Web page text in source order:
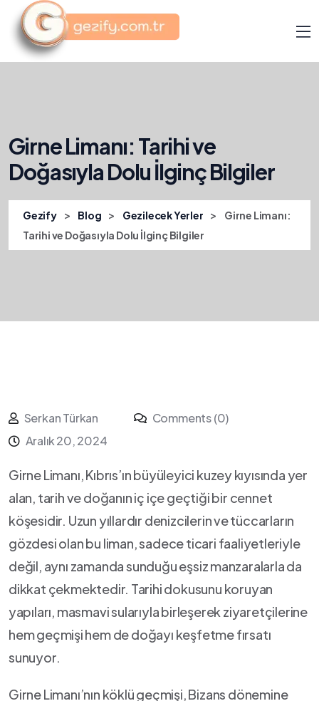
Girne Limanı: Tarihi ve
Doğasıyla Dolu İlginç Bilgiler
Gezify > Blog > Gezilecek Yerler >
Girne Limanı:
Tarihi ve Doğasıyla Dolu İlginç Bilgiler
Serkan Türkan
Comments (0)
Aralık 20, 2024
Girne Limanı, Kıbrıs’ın büyüleyici kuzey⁢ kıyısında ‌yer
alan, tarih ve doğanın iç içe​ geçtiği bir cennet
köşesidir. Uzun yıllardır denizcilerin⁣ ve tüccarların
gözdesi olan bu liman, sadece ticari‌ faaliyetleriyle
değil, aynı zamanda sunduğu eşsiz⁢ manzaralarla da
dikkat çekmektedir.⁣ Tarihi dokusunu ‍koruyan
⁤yapıları, masmavi sularıyla birleşerek ziyaretçilerine
hem geçmişi⁣ hem de ‌doğayı keşfetme fırsatı
sunuyor.
Girne Limanı’nın köklü ⁤geçmişi, Bizans dönemine